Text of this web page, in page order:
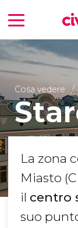
Cosa vedere
La zona
Miasto
il centro
suo